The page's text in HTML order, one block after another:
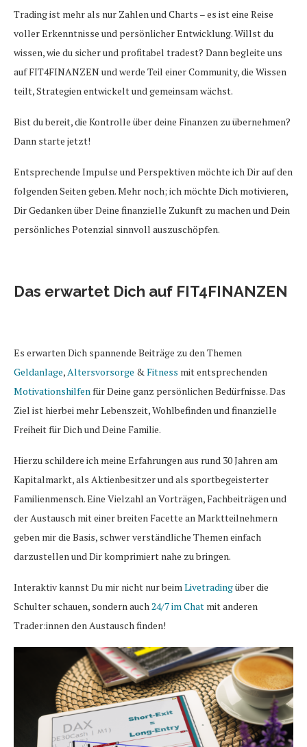
Trading ist mehr als nur Zahlen und Charts – es ist eine Reise
voller Erkenntnisse und persönlicher Entwicklung. Willst du
wissen, wie du sicher und profitabel tradest? Dann begleite uns
auf FIT4FINANZEN und werde Teil einer Community, die Wissen
teilt, Strategien entwickelt und gemeinsam wächst.
Bist du bereit, die Kontrolle über deine Finanzen zu übernehmen?
Dann starte jetzt!
Entsprechende Impulse und Perspektiven möchte ich Dir auf den
folgenden Seiten geben. Mehr noch; ich möchte Dich motivieren,
Dir Gedanken über Deine finanzielle Zukunft zu machen und Dein
persönliches Potenzial sinnvoll auszuschöpfen.
Das erwartet Dich auf FIT4FINANZEN
Es erwarten Dich spannende Beiträge zu den Themen
Geldanlage, Altersvorsorge & Fitness mit entsprechenden
Motivationshilfen für Deine ganz persönlichen Bedürfnisse. Das
Ziel ist hierbei mehr Lebenszeit, Wohlbefinden und finanzielle
Freiheit für Dich und Deine Familie.
Hierzu schildere ich meine Erfahrungen aus rund 30 Jahren am
Kapitalmarkt, als Aktienbesitzer und als sportbegeisterter
Familienmensch. Eine Vielzahl an Vorträgen, Fachbeiträgen und
der Austausch mit einer breiten Facette an Marktteilnehmern
geben mir die Basis, schwer verständliche Themen einfach
darzustellen und Dir komprimiert nahe zu bringen.
Interaktiv kannst Du mir nicht nur beim Livetradingüber die
Schulter schauen, sondern auch 24/7 im Chat mit anderen
Trader:innen den Austausch finden!